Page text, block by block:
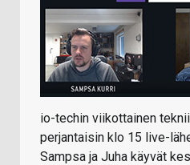
io-techin viikottainen
perjantaisin klo 15 live-
Sampsa ja Juha käyvät